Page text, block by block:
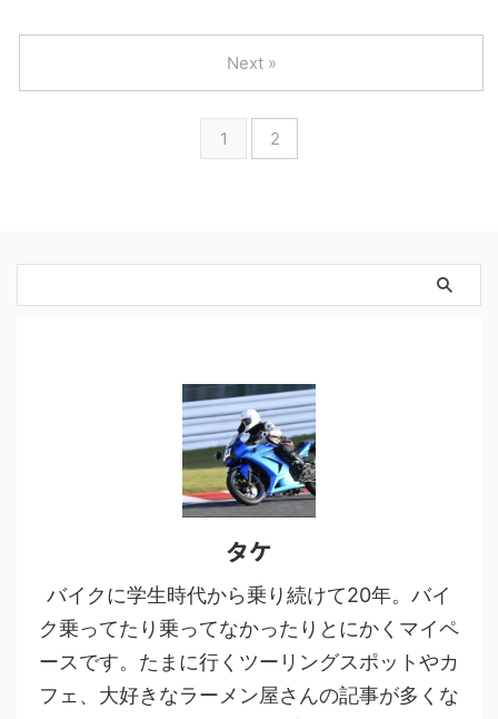
1 2
Next »
タケ
バイクに学生時代から乗り続けて20年。バイ
ク乗ってたり乗ってなかったりとにかくマイペ
ースです。たまに行くツーリングスポットやカ
フェ、大好きなラーメン屋さんの記事が多くな